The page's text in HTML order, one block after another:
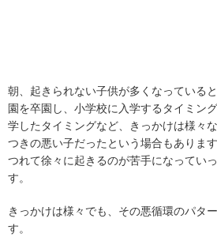
朝、起きられない子供が多くなっている
園を卒園し、小学校に入学するタイミン
学したタイミングなど、きっかけは様々
つきの悪い子だったという場合もありま
つれて徐々に起きるのが苦手になってい
す。
きっかけは様々でも、その悪循環のパタ
す。